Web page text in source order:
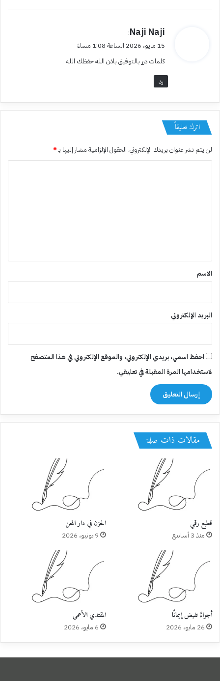
ي
ل
Naji Naji
:
15 مايو، 2026 الساعة 1:08 مساءً
كلمات درر بالتوفيق باذن الله حفظك الله
رد
اترك تعليقاً
لن يتم نشر عنوان بريدك الإلكتروني. الحقول الإلزامية مشار إليها بـ*
*
الاسم
البريد الإلكتروني
احفظ اسمي، بريدي الإلكتروني، والموقع الإلكتروني في هذا المتصفح
لاستخدامها المرة المقبلة في تعليقي.
مقالات ذات صلة
قطيع رقمي
منذ 3 أسابيع
الحزن في دار المحن
9 يونيو، 2026
أجواءٌ تفيض إيمانًا
26 مايو، 2026
المقتدي الأعمى
6 مايو، 2026